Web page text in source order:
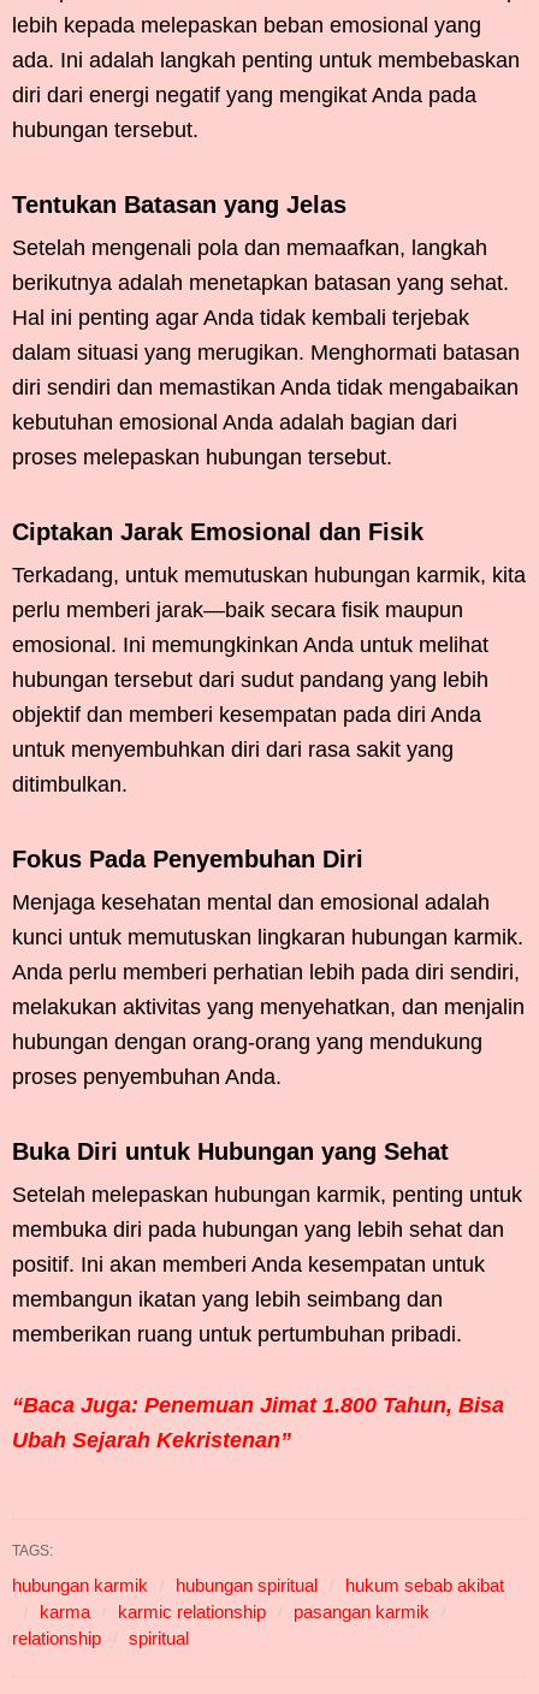
lebih kepada melepaskan beban emosional yang
ada. Ini adalah langkah penting untuk membebaskan
diri dari energi negatif yang mengikat Anda pada
hubungan tersebut.
Tentukan Batasan yang Jelas
Setelah mengenali pola dan memaafkan, langkah
berikutnya adalah menetapkan batasan yang sehat.
Hal ini penting agar Anda tidak kembali terjebak
dalam situasi yang merugikan. Menghormati batasan
diri sendiri dan memastikan Anda tidak mengabaikan
kebutuhan emosional Anda adalah bagian dari
proses melepaskan hubungan tersebut.
Ciptakan Jarak Emosional dan Fisik
Terkadang, untuk memutuskan hubungan karmik, kita
perlu memberi jarak—baik secara fisik maupun
emosional. Ini memungkinkan Anda untuk melihat
hubungan tersebut dari sudut pandang yang lebih
objektif dan memberi kesempatan pada diri Anda
untuk menyembuhkan diri dari rasa sakit yang
ditimbulkan.
Fokus Pada Penyembuhan Diri
Menjaga kesehatan mental dan emosional adalah
kunci untuk memutuskan lingkaran hubungan karmik.
Anda perlu memberi perhatian lebih pada diri sendiri,
melakukan aktivitas yang menyehatkan, dan menjalin
hubungan dengan orang-orang yang mendukung
proses penyembuhan Anda.
Buka Diri untuk Hubungan yang Sehat
Setelah melepaskan hubungan karmik, penting untuk
membuka diri pada hubungan yang lebih sehat dan
positif. Ini akan memberi Anda kesempatan untuk
membangun ikatan yang lebih seimbang dan
memberikan ruang untuk pertumbuhan pribadi.
“Baca Juga: Penemuan Jimat 1.800 Tahun, Bisa
Ubah Sejarah Kekristenan”
TAGS:
hubungan karmik hubungan spiritual
hukum sebab akibat
karma
karmic relationship
pasangan karmik
relationship
spiritual